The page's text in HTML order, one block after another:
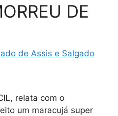
DE
de Assis e Salgado
relata com o
um maracujá super